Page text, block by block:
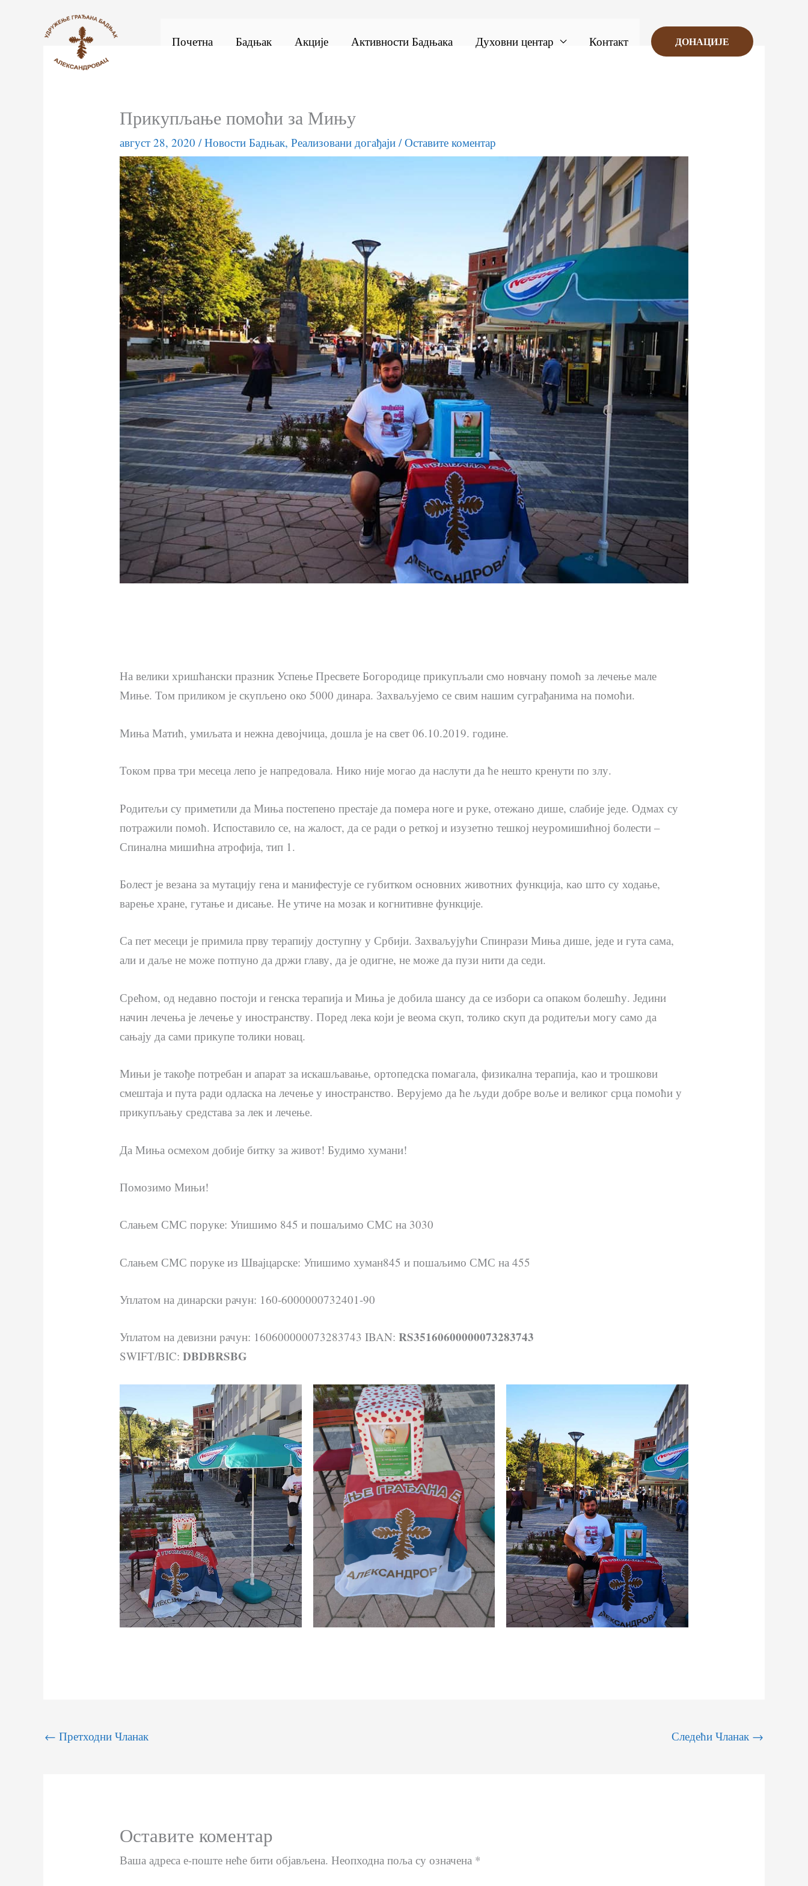
Почетна Бадњак Акције Активности Бадњака Духовни центар Контакт ДОНАЦИЈЕ
Прикупљање помоћи за Мињу
август 28, 2020 /Новости Бадњак, Реализовани догађаји/Оставите коментар
На велики хришћански празник Успење Пресвете Богородице прикупљали смо новчану помоћ за лечење мале
Миње. Том приликом је скупљено око 5000 динара. Захваљујемо се свим нашим суграђанима на помоћи.
Миња Матић, умиљата и нежна девојчица, дошла је на свет 06.10.2019. године.
Током прва три месеца лепо је напредовала. Нико није могао да наслути да ће нешто кренути по злу.
Родитељи су приметили да Миња постепено престаје да помера ноге и руке, отежано дише, слабије једе. Одмах су
потражили помоћ. Испоставило се, на жалост, да се ради о реткој и изузетно тешкој неуромишићној болести –
Спинална мишићна атрофија, тип 1.
Болест је везана за мутацију гена и манифестује се губитком основних животних функција, као што су ходање,
варење хране, гутање и дисање. Не утиче на мозак и когнитивне функције.
Са пет месеци је примила прву терапију доступну у Србији. Захваљујући Спинрази Миња дише, једе и гута сама,
али и даље не може потпуно да држи главу, да је одигне, не може да пузи нити да седи.
Срећом, од недавно постоји и генска терапија и Миња је добила шансу да се избори са опаком болешћу. Једини
начин лечења је лечење у иностранству. Поред лека који је веома скуп, толико скуп да родитељи могу само да
сањају да сами прикупе толики новац.
Мињи је такође потребан и апарат за искашљавање, ортопедска помагала, физикална терапија, као и трошкови
смештаја и пута ради одласка на лечење у иностранство. Верујемо да ће људи добре воље и великог срца помоћи у
прикупљању средстава за лек и лечење.
Да Миња осмехом добије битку за живот! Будимо хумани!
Помозимо Мињи!
Слањем СМС поруке: Упишимо 845 и пошаљимо СМС на 3030
Слањем СМС поруке из Швајцарске: Упишимо хуман845 и пошаљимо СМС на 455
Уплатом на динарски рачун: 160-6000000732401-90
Уплатом на девизни рачун: 160600000073283743 IBAN: RS35160600000073283743
SWIFT/BIC: DBDBRSBG
← Претходни Чланак Следећи Чланак →
Оставите коментар
Ваша адреса е-поште неће бити објављена. Неопходна поља су означена *